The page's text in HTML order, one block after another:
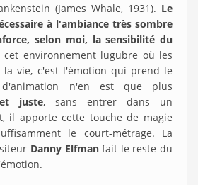
(James Whale, 1931). Le
à l'ambiance très sombre
selon moi, la sensibilité du
cet environnement lugubre où les
la vie, c'est l'émotion qui prend le
n'en est que plus
juste, sans entrer dans un
il apporte cette touche de magie
le court-métrage. La
Danny Elfmanfait le reste du